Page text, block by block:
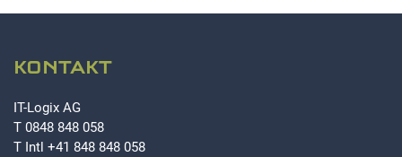
KONTAKT
IT-Logix AG
T 0848 848 058
T Intl +41 848 848 058
MARKETING
SalesViewer